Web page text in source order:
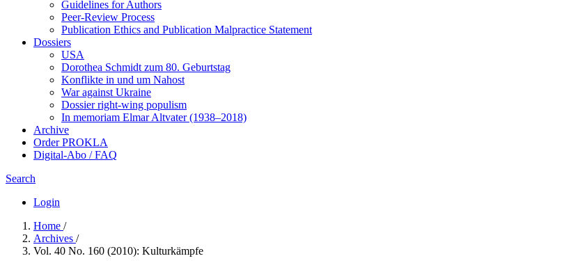
Guidelines for Authors
Peer-Review Process
Publication Ethics and Publication Malpractice Statement
Dossiers
USA
Dorothea Schmidt zum 80. Geburtstag
Konflikte in und um Nahost
War against Ukraine
Dossier right-wing populism
In me­mo­ri­am Elmar Altvater (1938–2018)
Archive
Order PROKLA
Digital-Abo / FAQ
Search
Login
Home /
Archives /
Vol. 40 No. 160 (2010): Kulturkämpfe